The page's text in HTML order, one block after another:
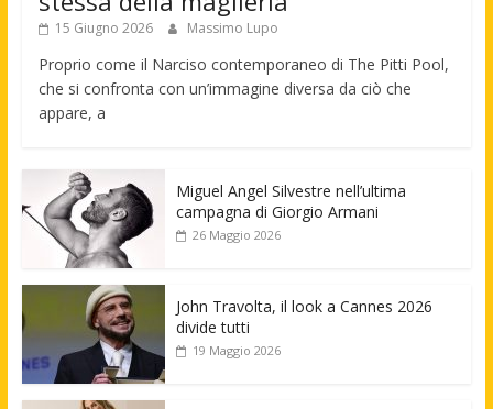
15 Giugno 2026 Massimo Lupo
Proprio come il Narciso contemporaneo di The Pitti Pool,
che si confronta con un’immagine diversa da ciò che
appare, a
Miguel Angel Silvestre nell’ultima
campagna di Giorgio Armani
26 Maggio 2026
John Travolta, il look a Cannes 2026
divide tutti
19 Maggio 2026